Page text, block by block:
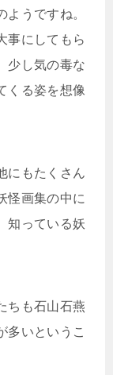
うですね。
事にしてもら
少し気の毒な
くる姿を想像
にもたくさん
怪画集の中に
知っている妖
ちも石山石燕
多いというこ